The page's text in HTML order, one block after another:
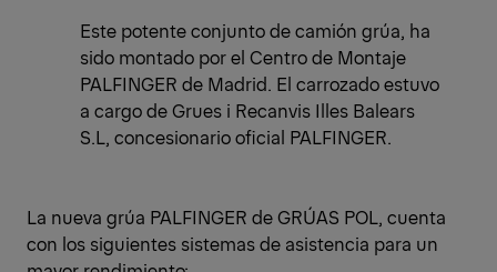
Este potente conjunto de camión grúa, ha
sido montado por el Centro de Montaje
PALFINGER de Madrid. El carrozado estuvo
a cargo de Grues i Recanvis Illes Balears
S.L, concesionario oficial PALFINGER.
La nueva grúa PALFINGER de GRÚAS POL, cuenta
con los siguientes sistemas de asistencia para un